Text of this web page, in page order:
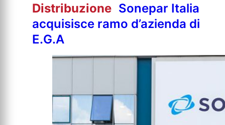
Distribuzione Sonepar Italia
acquisisce ramo d’azienda di
E.G.A